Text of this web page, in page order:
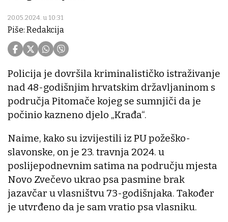
20.05.2024. u 10:31
Piše: Redakcija
Policija je dovršila kriminalističko istraživanje
nad 48-godišnjim hrvatskim državljaninom s
područja Pitomače kojeg se sumnjiči da je
počinio kazneno djelo „Krađa“.
Naime, kako su izvijestili iz PU požeško-
slavonske, on je 23. travnja 2024. u
poslijepodnevnim satima na području mjesta
Novo Zvečevo ukrao psa pasmine brak
jazavčar u vlasništvu 73-godišnjaka. Također
je utvrđeno da je sam vratio psa vlasniku.